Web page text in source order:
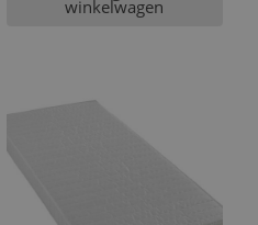
winkelwagen